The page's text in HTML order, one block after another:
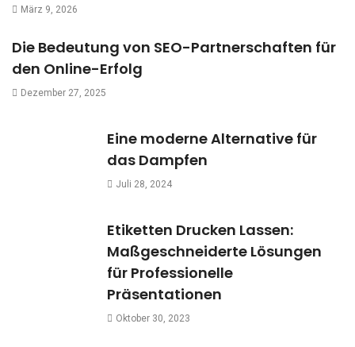
März 9, 2026
Die Bedeutung von SEO-Partnerschaften für
den Online-Erfolg
Dezember 27, 2025
Eine moderne Alternative für
das Dampfen
Juli 28, 2024
Etiketten Drucken Lassen:
Maßgeschneiderte Lösungen
für Professionelle
Präsentationen
Oktober 30, 2023